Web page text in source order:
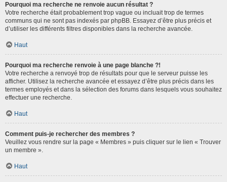
Pourquoi ma recherche ne renvoie aucun résultat ?
Votre recherche était probablement trop vague ou incluait trop de termes
communs qui ne sont pas indexés par phpBB. Essayez d’être plus précis et
d’utiliser les différents filtres disponibles dans la recherche avancée.
Haut
Pourquoi ma recherche renvoie à une page blanche ?!
Votre recherche a renvoyé trop de résultats pour que le serveur puisse les
afficher. Utilisez la recherche avancée et essayez d’être plus précis dans les
termes employés et dans la sélection des forums dans lesquels vous souhaitez
effectuer une recherche.
Haut
Comment puis-je rechercher des membres ?
Veuillez vous rendre sur la page « Membres » puis cliquer sur le lien « Trouver
un membre ».
Haut